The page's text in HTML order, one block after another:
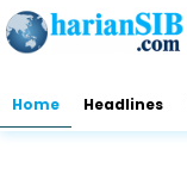
Home Headlines